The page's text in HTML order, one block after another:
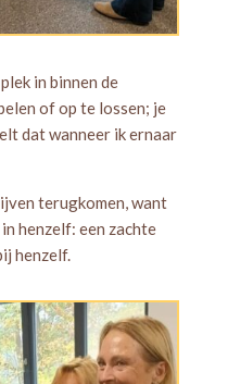
in binnen de
of op te lossen; je
dat wanneer ik ernaar
terugkomen, want
henzelf: een zachte
henzelf.